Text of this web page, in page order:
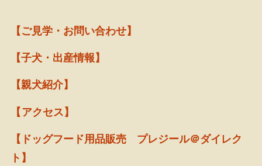
【ご見学・お問い合わせ】
【子犬・出産情報】
【親犬紹介】
【アクセス】
【ドッグフード用品販売 プレジール＠ダイレク
ト】